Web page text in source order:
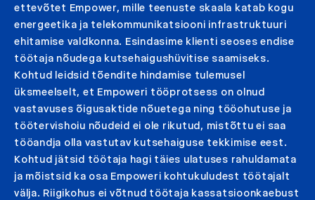
ettevõtet Empower, mille teenuste skaala katab kogu
energeetika ja telekommunikatsiooni infrastruktuuri
ehitamise valdkonna. Esindasime klienti seoses endise
töötaja nõudega kutsehaigushüvitise saamiseks.
Kohtud leidsid tõendite hindamise tulemusel
üksmeelselt, et Empoweri tööprotsess on olnud
vastavuses õigusaktide nõuetega ning tööohutuse ja
töötervishoiu nõudeid ei ole rikutud, mistõttu ei saa
tööandja olla vastutav kutsehaiguse tekkimise eest.
Kohtud jätsid töötaja hagi täies ulatuses rahuldamata
ja mõistsid ka osa Empoweri kohtukuludest töötajalt
välja. Riigikohus ei võtnud töötaja kassatsioonkaebust